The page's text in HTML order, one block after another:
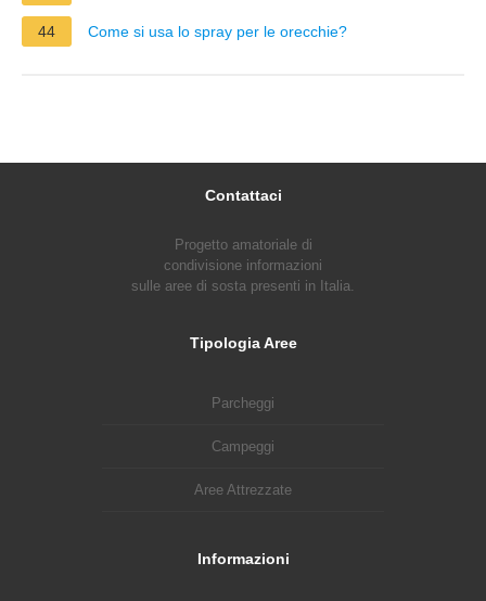
44 Come si usa lo spray per le orecchie?
Contattaci
Progetto amatoriale di
condivisione informazioni
sulle aree di sosta presenti in Italia.
Tipologia Aree
Parcheggi
Campeggi
Aree Attrezzate
Informazioni